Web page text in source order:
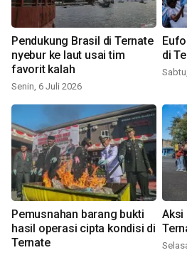
Pendukung Brasil di Ternate
nyebur ke laut usai tim
favorit kalah
Senin, 6 Juli 2026
di
Pemusnahan barang bukti
hasil operasi cipta kondisi di
Ternate
Aksi